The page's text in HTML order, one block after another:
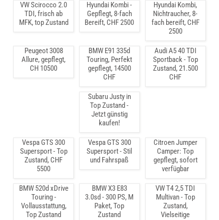
VW Scirocco 2.0
TDI, frisch ab
MFK, top Zustand
Hyundai Kombi -
Gepflegt, 8-fach
Bereift, CHF 2500
Hyundai Kombi,
Nichtraucher, 8-
fach bereift, CHF
2500
Peugeot 3008
Allure, gepflegt,
CH 10500
BMW E91 335d
Touring, Perfekt
gepflegt, 14500
CHF
Audi A5 40 TDI
Sportback - Top
Zustand, 21.500
CHF
Subaru Justy in
Top Zustand -
Jetzt günstig
kaufen!
Vespa GTS 300
Supersport - Top
Zustand, CHF
5500
Vespa GTS 300
Supersport - Stil
und Fahrspaß
Citroen Jumper
Camper: Top
gepflegt, sofort
verfügbar
BMW 520d xDrive
Touring -
Vollausstattung,
Top Zustand
BMW X3 E83
3.0sd - 300 PS, M
Paket, Top
Zustand
VW T4 2,5 TDI
Multivan - Top
Zustand,
Vielseitige